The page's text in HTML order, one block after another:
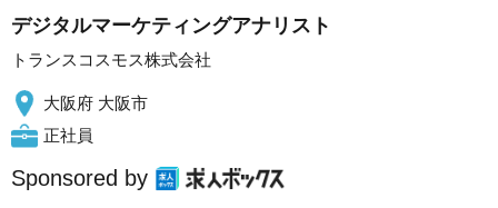
デジタルマーケティングアナリスト
トランスコスモス株式会社
大阪府 大阪市
正社員
Sponsored by